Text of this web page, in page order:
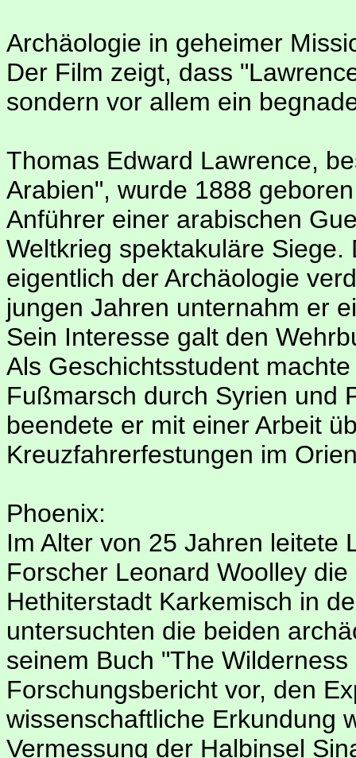
Archäologie in geheimer
Der Film zeigt, dass
sondern vor allem ein
Thomas Edward Lawrence,
Arabien", wurde 1888
Anführer einer arabischen
Weltkrieg spektakuläre
eigentlich der Archäologie
jungen Jahren unternahm er
Sein Interesse galt den
Als Geschichtsstudent
Fußmarsch durch Syrien und
beendete er mit einer Arbeit
Kreuzfahrerfestungen im
Phoenix:
Im Alter von 25 Jahren leitete
Forscher Leonard Woolley
Hethiterstadt Karkemisch in
untersuchten die beiden
seinem Buch "The
Forschungsbericht vor, den
wissenschaftliche Erkundung
Vermessung der Halbinsel